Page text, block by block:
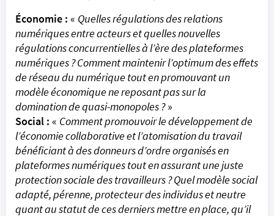
Économie : « Quelles régulations des relations
numériques entre acteurs et quelles nouvelles
régulations concurrentielles à l’ère des plateformes
numériques ? Comment maintenir l’optimum des effets
de réseau du numérique tout en promouvant un
modèle économique ne reposant pas sur la
domination de quasi-monopoles ?»
Social : « Comment promouvoir le développement de
l’économie collaborative et l’atomisation du travail
bénéficiant à des donneurs d’ordre organisés en
plateformes numériques tout en assurant une juste
protection sociale des travailleurs ? Quel modèle social
adapté, pérenne, protecteur des individus et neutre
quant au statut de ces derniers mettre en place, qu’il